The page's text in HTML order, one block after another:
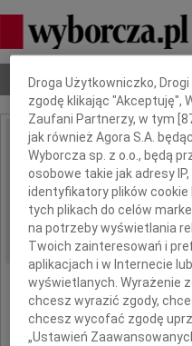
Nekrologi Odeszli
IMIĘ I NAZWISKO:
REGION: Warszawa
DATA EMISJI: 17.03.2011
Dbamy o Twoją prywatność
Droga Użytkowniczko,
zgodę klikając "Akceptuję",
Zaufani Partnerzy, w tym [
jak również Agora S.A.
Wyborcza sp. z o.o., będą
osobowe takie jak adresy
identyfikatory plików
tych plikach do celów
na potrzeby wyświetlania
Twoich zainteresowań i
aplikacjach i w Internecie
wyświetlanych. Wyrażenie
chcesz wyrazić zgody,
chcesz wycofać zgodę
„Ustawień